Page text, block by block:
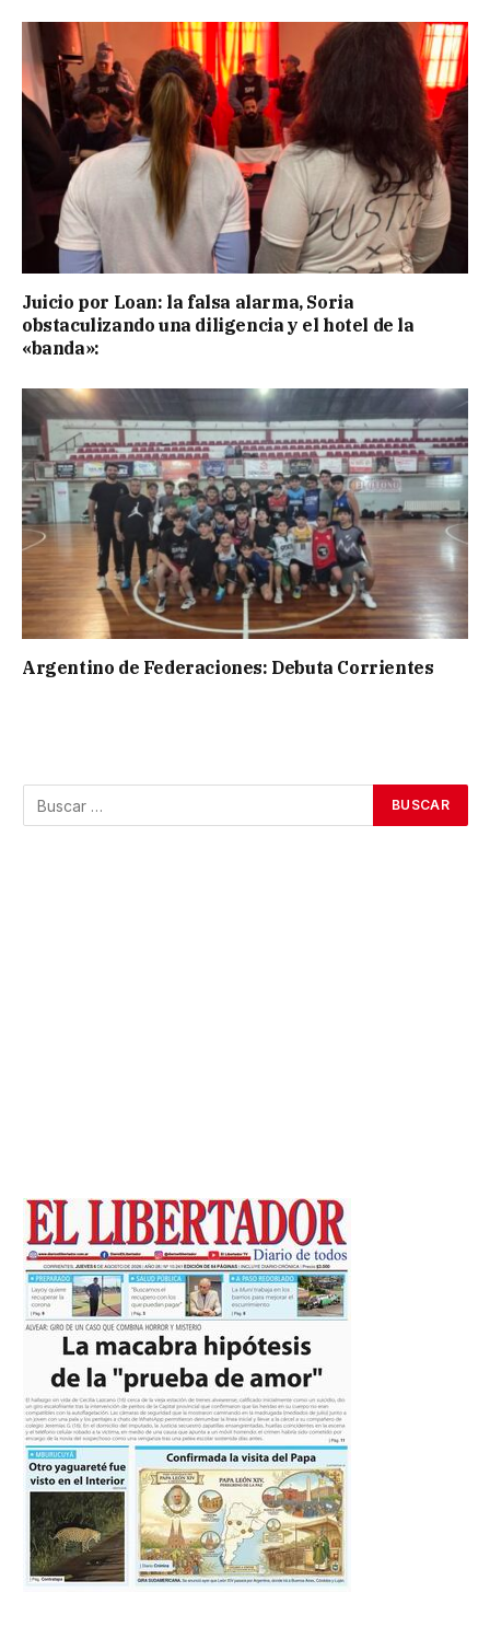
Juicio por Loan: la falsa alarma, Soria
obstaculizando una diligencia y el hotel de la
«banda»:
Argentino de Federaciones: Debuta Corrientes